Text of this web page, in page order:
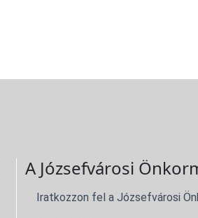
A Józsefvárosi
Iratkozzon fel a Józsefvárosi